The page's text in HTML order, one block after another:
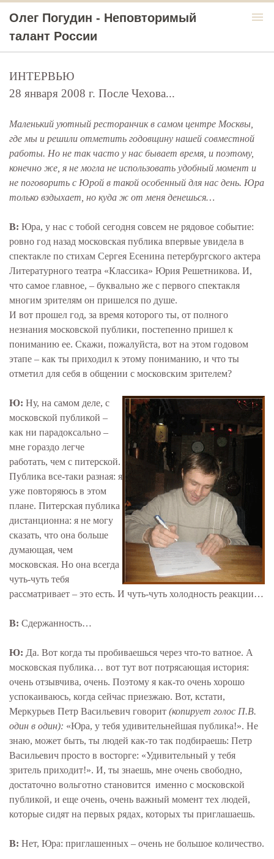
Олег Погудин - Неповторимый
талант России
menu
ИНТЕРВЬЮ
28 января 2008 г. После Чехова...
Маленький уютный ресторанчик в самом центре Москвы,
где мы и решили отметить годовщину нашей совместной
работы. Но не так часто у нас бывает время, и поэтому,
конечно же, я не могла не использовать удобный момент и
не поговорить с Юрой в такой особенный для нас день. Юра
только вздыхает, но куда ж от меня денешься…
В: Юра, у нас с тобой сегодня совсем не рядовое событие:
ровно год назад московская публика впервые увидела в
спектакле по стихам Сергея Есенина петербургского актера
Литературного театра «Классика» Юрия Решетникова. И,
что самое главное, – буквально же с первого спектакля
многим зрителям он пришелся по душе.
И вот прошел год, за время которого ты, от полного
незнания московской публики, постепенно пришел к
пониманию ее. Скажи, пожалуйста, вот на этом годовом
этапе – как ты приходил к этому пониманию, и что ты
отметил для себя в общении с московским зрителем?
Ю: Ну, на самом деле, с
московской публикой –
как ни парадоксально –
мне гораздо легче
работать, чем с питерской.
Публика все-таки разная: я
уже повторяюсь в этом
плане. Питерская публика
дистанционна: я не могу
сказать, что она больше
думающая, чем
московская. Но она всегда
чуть-чуть тебя
рассматривает – это есть. И чуть-чуть холодность реакции…
В: Сдержанность…
Ю: Да. Вот когда ты пробиваешься через что-то ватное. А
московская публика… вот тут вот потрясающая история:
очень отзывчива, очень. Поэтому я как-то очень хорошо
успокаиваюсь, когда сейчас приезжаю. Вот, кстати,
Меркурьев Петр Васильевич говорит (копирует голос П.В.
один в один): «Юра, у тебя удивительнейшая публика!». Не
знаю, может быть, ты людей как-то так подбираешь: Петр
Васильевич просто в восторге: «Удивительный у тебя
зритель приходит!». И, ты знаешь, мне очень свободно,
достаточно вольготно становится именно с московской
публикой, и еще очень, очень важный момент тех людей,
которые сидят на первых рядах, которых ты приглашаешь.
В: Нет, Юра: приглашенных – очень не большое количество.